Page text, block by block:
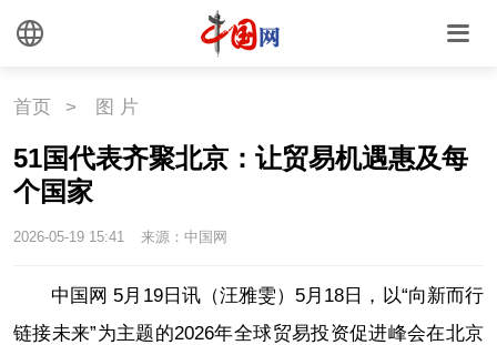
首页 > 图 片
51国代表齐聚北京：让贸易机遇惠及每
个国家
2026-05-19 15:41 来源：中国网
中国网 5月19日讯（汪雅雯）5月18日，以“向新而行
链接未来”为主题的2026年全球贸易投资促进峰会在北京